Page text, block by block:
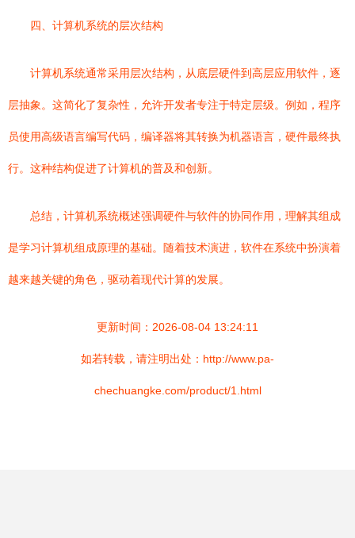
四、计算机系统的层次结构
计算机系统通常采用层次结构，从底层硬件到高层应用软件，逐
层抽象。这简化了复杂性，允许开发者专注于特定层级。例如，程序
员使用高级语言编写代码，编译器将其转换为机器语言，硬件最终执
行。这种结构促进了计算机的普及和创新。
总结，计算机系统概述强调硬件与软件的协同作用，理解其组成
是学习计算机组成原理的基础。随着技术演进，软件在系统中扮演着
越来越关键的角色，驱动着现代计算的发展。
更新时间：2026-08-04 13:24:11
如若转载，请注明出处：http://www.pa-
chechuangke.com/product/1.html